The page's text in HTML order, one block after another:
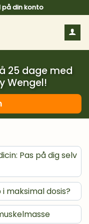
på din konto
25 dage med
Wengel!
Pas på dig selv
maksimal dosis?